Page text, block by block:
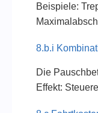
Beispiele:
8.b.i
Die
Effekt: